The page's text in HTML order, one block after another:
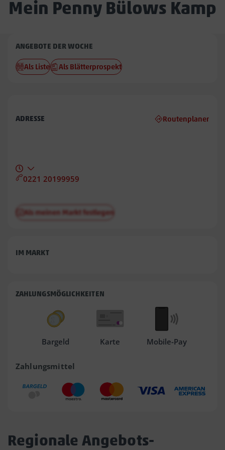
Mein Penny Bülows Kamp
Penny
Bülows
Kamp
ANGEBOTE DER WOCHE
Als Liste Als Blätterprospekt
ADRESSE Routenplaner
0221 20199959
Als meinen Markt festlegen
IM MARKT
ZAHLUNGSMÖGLICHKEITEN
Bargeld Karte Mobile-Pay
Zahlungsmittel
Regionale Angebots-